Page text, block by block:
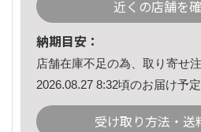
近くの店舗を
納期目安：
店舗在庫不足の為、取り寄せ
2026.08.27 8:32頃のお届け予定
受け取り方法・送